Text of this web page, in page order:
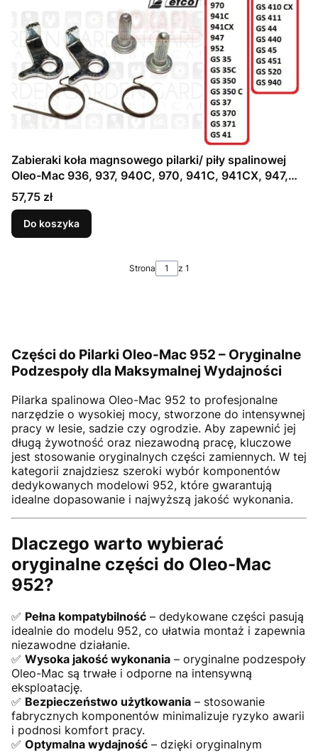
Zabieraki koła magnsowego pilarki/ piły spalinowej
Oleo-Mac 936, 937, 940C, 970, 941C, 941CX, 947,
952, GS35, GS35C, GS 350, GS 350C, GS37, GS 370,
GS 371, GS41, GS 410 C, GS 410 CX, GS 411, GS44,
GS 440, GS45, GS 451, GS 520, GS 940 - część
ORYGINALNA!
Cena
57,75 zł
Do koszyka
Strona z 1
Części do Pilarki Oleo-Mac 952 – Oryginalne
Podzespoły dla Maksymalnej Wydajności
Pilarka spalinowa Oleo-Mac 952 to profesjonalne
narzędzie o wysokiej mocy, stworzone do intensywnej
pracy w lesie, sadzie czy ogrodzie. Aby zapewnić jej
długą żywotność oraz niezawodną pracę, kluczowe
jest stosowanie oryginalnych części zamiennych. W tej
kategorii znajdziesz szeroki wybór komponentów
dedykowanych modelowi 952, które gwarantują
idealne dopasowanie i najwyższą jakość wykonania.
Dlaczego warto wybierać
oryginalne części do Oleo-Mac
952?
✅ Pełna kompatybilność – dedykowane części pasują
idealnie do modelu 952, co ułatwia montaż i zapewnia
niezawodne działanie.
✅ Wysoka jakość wykonania – oryginalne podzespoły
Oleo-Mac są trwałe i odporne na intensywną
eksploatację.
✅ Bezpieczeństwo użytkowania – stosowanie
fabrycznych komponentów minimalizuje ryzyko awarii
i podnosi komfort pracy.
✅ Optymalna wydajność – dzięki oryginalnym